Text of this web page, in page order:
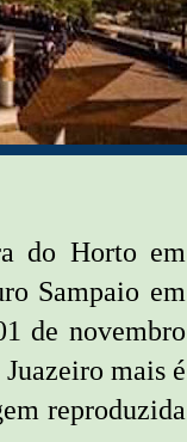
do Horto em
Sampaio em
de novembro
mais é
reproduzida